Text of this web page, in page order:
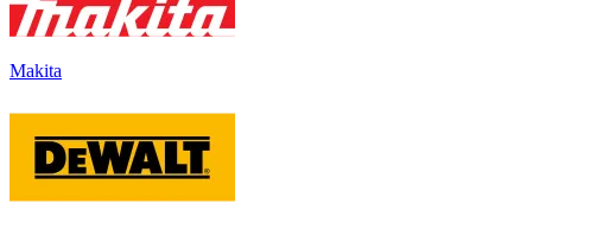
Makita